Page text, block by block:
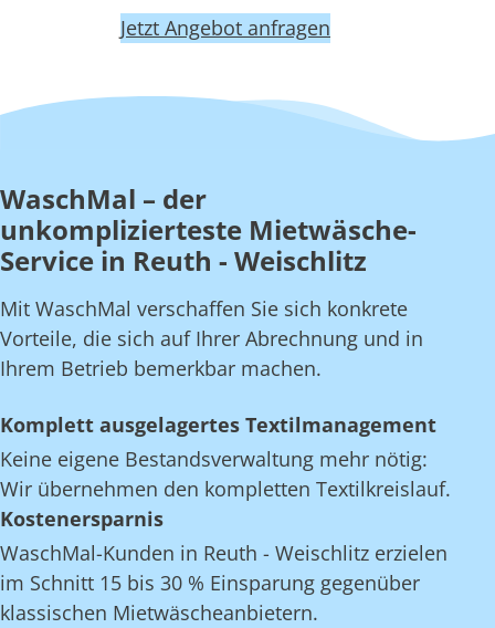
Jetzt Angebot anfragen
WaschMal – der
unkomplizierteste Mietwäsche-
Service in Reuth - Weischlitz
Mit WaschMal verschaffen Sie sich konkrete
Vorteile, die sich auf Ihrer Abrechnung und in
Ihrem Betrieb bemerkbar machen.
Komplett ausgelagertes Textilmanagement
Keine eigene Bestandsverwaltung mehr nötig:
Wir übernehmen den kompletten Textilkreislauf.
Kostenersparnis
WaschMal-Kunden in Reuth - Weischlitz erzielen
im Schnitt 15 bis 30 % Einsparung gegenüber
klassischen Mietwäscheanbietern.